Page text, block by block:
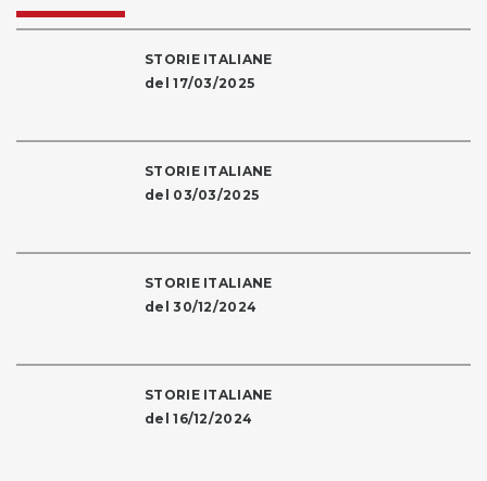
STORIE ITALIANE
del 17/03/2025
STORIE ITALIANE
del 03/03/2025
STORIE ITALIANE
del 30/12/2024
STORIE ITALIANE
del 16/12/2024